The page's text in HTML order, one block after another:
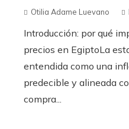
Otilia Adame Luevano
Introducción: por qué
precios en EgiptoLa
entendida como una
predecible y alineada
compra...